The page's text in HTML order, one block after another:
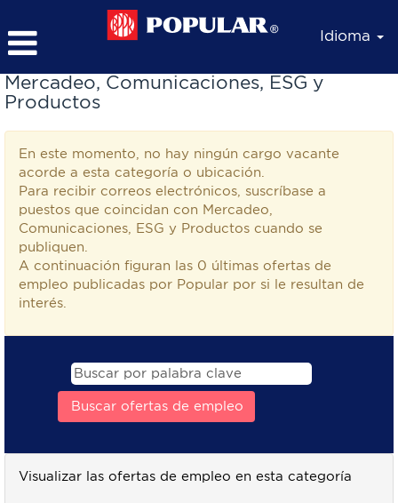
Idioma
Mercadeo, Comunicaciones, ESG y
Productos
En este momento, no hay ningún cargo vacante
acorde a esta categoría o ubicación.
Para recibir correos electrónicos, suscríbase a
puestos que coincidan con Mercadeo,
Comunicaciones, ESG y Productos cuando se
publiquen.
A continuación figuran las 0 últimas ofertas de
empleo publicadas por Popular por si le resultan de
interés.
Visualizar las ofertas de empleo en esta categoría